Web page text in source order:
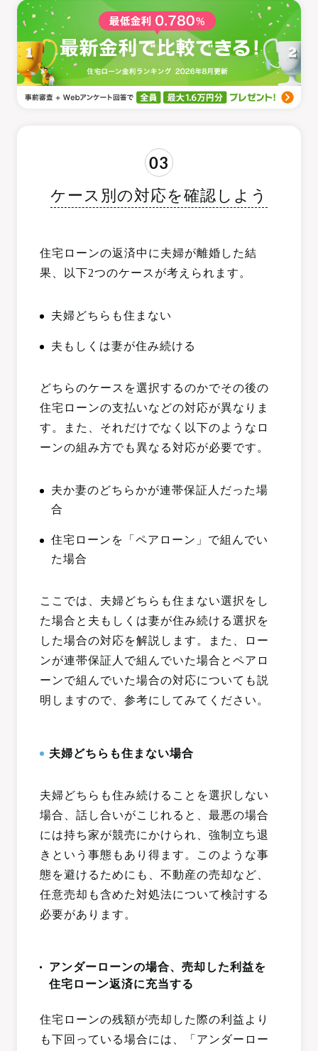
03
ケース別の対応を確認しよう
住宅ローンの返済中に夫婦が離婚した結
果、以下2つのケースが考えられます。
夫婦どちらも住まない
夫もしくは妻が住み続ける
どちらのケースを選択するのかでその後の
住宅ローンの支払いなどの対応が異なりま
す。また、それだけでなく以下のようなロ
ーンの組み方でも異なる対応が必要です。
夫か妻のどちらかが連帯保証人だった場
合
住宅ローンを「ペアローン」で組んでい
た場合
ここでは、夫婦どちらも住まない選択をし
た場合と夫もしくは妻が住み続ける選択を
した場合の対応を解説します。また、ロー
ンが連帯保証人で組んでいた場合とペアロ
ーンで組んでいた場合の対応についても説
明しますので、参考にしてみてください。
夫婦どちらも住まない場合
夫婦どちらも住み続けることを選択しない
場合、話し合いがこじれると、最悪の場合
には持ち家が競売にかけられ、強制立ち退
きという事態もあり得ます。このような事
態を避けるためにも、不動産の売却など、
任意売却も含めた対処法について検討する
必要があります。
アンダーローンの場合、売却した利益を
住宅ローン返済に充当する
住宅ローンの残額が売却した際の利益より
も下回っている場合には、「アンダーロー